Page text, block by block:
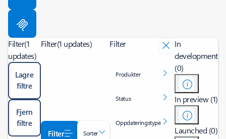
Filter(1
updates)
Lagre
filtre
Fjern
filtre
Filter(1 updates)
Filter Sorter
Filter
Produkter
Status
Oppdateringstype
In
development
(0)
In preview (1)
Launched (0)